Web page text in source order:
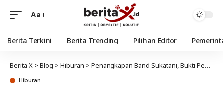
Aa
Berita Terkini Berita Trending Pilihan Editor
Berita X > Blog > Hiburan > Penangkapan Band Sukatani, Bukti Pemerintah Takut Dikritisi
Hiburan